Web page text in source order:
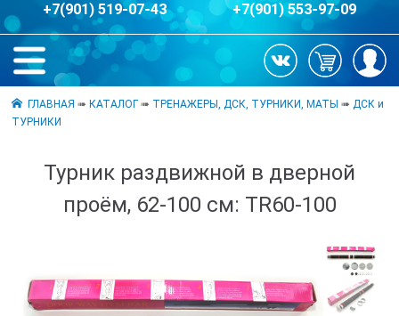
+7(901) 519-07-43 +7(901) 553-97-09
ГЛАВНАЯ ➠КАТАЛОГ ➠ ТРЕНАЖЕРЫ, ДСК, ТУРНИКИ, МАТЫ ➠ ДСК и
ТУРНИКИ
Турник раздвижной в дверной
проём, 62-100 см: TR60-100